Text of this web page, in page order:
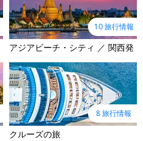
10 旅行情報
アジアビーチ・シティ ／ 関西発
8 旅行情報
クルーズの旅